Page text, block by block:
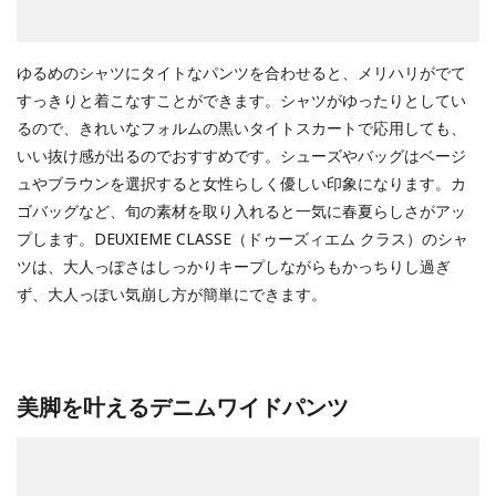
ゆるめのシャツにタイトなパンツを合わせると、メリハリがでて
すっきりと着こなすことができます。シャツがゆったりとしてい
るので、きれいなフォルムの黒いタイトスカートで応用しても、
いい抜け感が出るのでおすすめです。シューズやバッグはベージ
ュやブラウンを選択すると女性らしく優しい印象になります。カ
ゴバッグなど、旬の素材を取り入れると一気に春夏らしさがアッ
プします。DEUXIEME CLASSE（ドゥーズィエム クラス）のシャ
ツは、大人っぽさはしっかりキープしながらもかっちりし過ぎ
ず、大人っぽい気崩し方が簡単にできます。
美脚を叶えるデニムワイドパンツ